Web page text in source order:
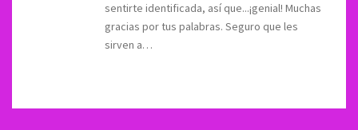
sentirte identificada, así que...¡genial! Muchas
gracias por tus palabras. Seguro que les
sirven a…